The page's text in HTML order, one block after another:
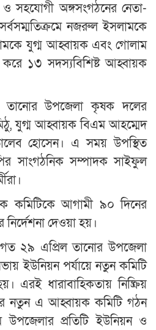
সহযোগী অঙ্গসংগঠনের নেতা-
সর্বসম্মতিক্রমে নজরুল ইসলামকে
যুগ্ম আহ্বায়ক এবং গোলাম
করে ১৩ সদস্যবিশিষ্ট আহ্বায়ক
তানোর উপজেলা কৃষক দলের
যুগ্ম আহ্বায়ক বিএম আহম্মেদ
হোসেন। এ সময় উপস্থিত
সাংগঠনিক সম্পাদক সাইফুল
কমিটিকে আগামী ৯০ দিনের
নির্দেশনা দেওয়া হয়।
গত ২৯ এপ্রিল তানোর উপজেলা
ইউনিয়ন পর্যায়ে নতুন কমিটি
এরই ধারাবাহিকতায় নিষ্ক্রিয়
নতুন এ আহ্বায়ক কমিটি গঠন
উপজেলার প্রতিটি ইউনিয়ন ও